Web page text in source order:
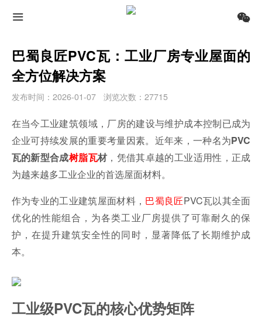
巴蜀良匠PVC瓦：工业厂房专业屋面的
全方位解决方案
发布时间：2026-01-07 浏览次数：27715
在当今工业建筑领域，厂房的建设与维护成本控制已成为
企业可持续发展的重要考量因素。近年来，一种名为PVC
瓦的新型合成树脂瓦材，凭借其卓越的工业适用性，正成
为越来越多工业企业的首选屋面材料。
作为专业的工业建筑屋面材料， 巴蜀良匠PVC瓦以其全面
优化的性能组合，为各类工业厂房提供了可靠耐久的保
护，在提升建筑安全性的同时，显著降低了长期维护成
本。
工业级PVC瓦的核心优势矩阵